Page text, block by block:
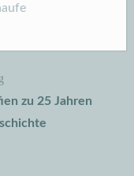
zu 25 Jahren